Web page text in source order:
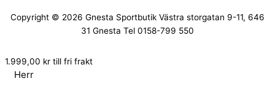
Copyright © 2026 Gnesta Sportbutik Västra storgatan 9-11, 646
31 Gnesta Tel 0158-799 550
1.999,00 kr till fri frakt
Herr